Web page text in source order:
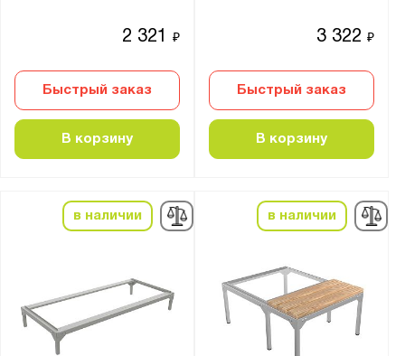
2 321₽
Быстрый заказ
В корзину
3 322₽
Быстрый заказ
В корзину
в наличии в наличии